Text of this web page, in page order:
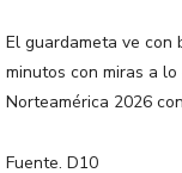
El guardameta ve con
minutos con miras a
Norteamérica 2026
Fuente. D10